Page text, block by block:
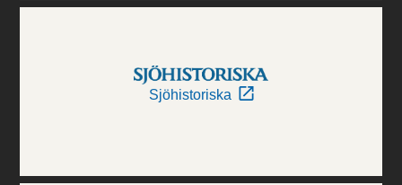
Sjöhistoriska